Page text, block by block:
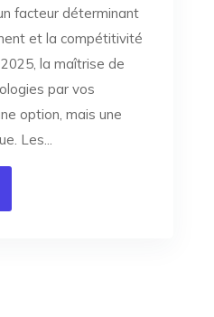
facteur déterminant
et la compétitivité
la maîtrise de
par vos
option, mais une
Les...